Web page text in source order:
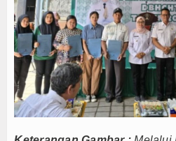
Anto Febrianto
Interupsi PDIP
Bupati
APBD
Persib Gagal
Bupati